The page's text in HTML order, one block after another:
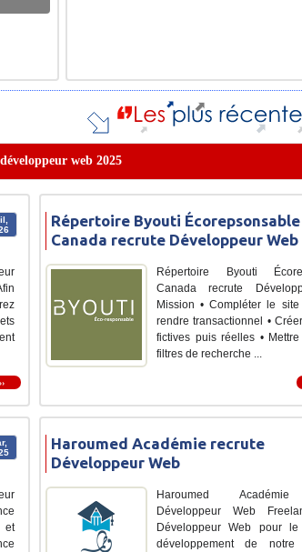
web 2025
Répertoire Byouti Écorepsonsable
Canada recrute Développeur Web
Répertoire Byouti
Canada recrute
Mission • Compléter le
rendre transactionnel •
fictives puis réelles •
filtres de recherche ...
et
Haroumed Académie recrute
Développeur Web
Haroumed
Développeur Web
Développeur Web pour
développement de